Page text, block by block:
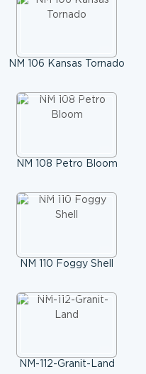
NM 106 Kansas Tornado
NM 108 Petro Bloom
NM 110 Foggy Shell
NM-112-Granit-Land